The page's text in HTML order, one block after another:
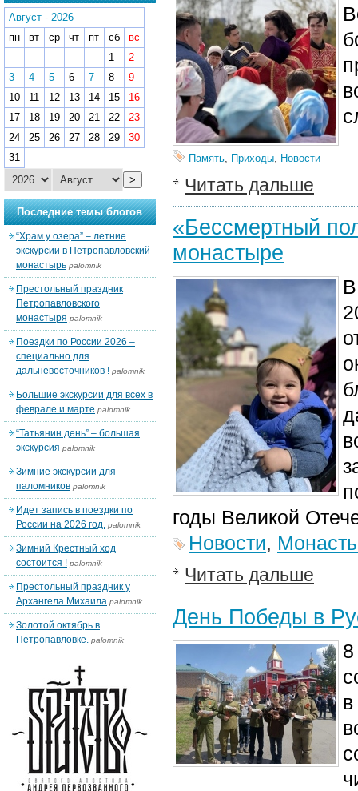
Память, Приходы, Новости
Читать дальше
«Бессмертный
монастыре
годы Великой
Новости,
Читать дальше
День Победы в
Август - 2026
пн
вт ср чт пт сб
вс
1
2
3
4 5 6 7 8
9
10
11 12 13 14 15
16
17
18 19 20 21 22
23
24
25 26 27 28 29
30
31
>
Последние темы блогов
“Храм у озера” – летние
экскурсии в Петропавловский
монастырь palomnik
Престольный праздник
Петропавловского
монастыря palomnik
Поездки по России 2026 –
специально для
дальневосточников ! palomnik
Большие экскурсии для всех в
феврале и марте palomnik
“Татьянин день” – большая
экскурсия palomnik
Зимние экскурсии для
паломников palomnik
Идет запись в поездки по
России на 2026 год. palomnik
Зимний Крестный ход
состоится ! palomnik
Престольный праздник у
Архангела Михаила palomnik
Золотой октябрь в
Петропавловке. palomnik